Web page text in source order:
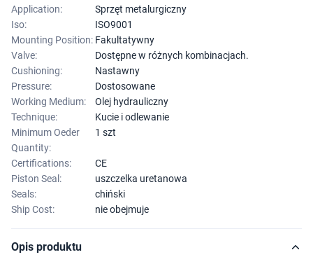
Application:
Sprzęt metalurgiczny
Iso:
ISO9001
Mounting Position: Fakultatywny
Valve:
Dostępne w różnych kombinacjach.
Cushioning:
Nastawny
Pressure:
Dostosowane
Working Medium:
Olej hydrauliczny
Technique:
Kucie i odlewanie
Minimum Oeder
Quantity:
1 szt
Certifications:
CE
Piston Seal:
uszczelka uretanowa
Seals:
chiński
Ship Cost:
nie obejmuje
Opis produktu